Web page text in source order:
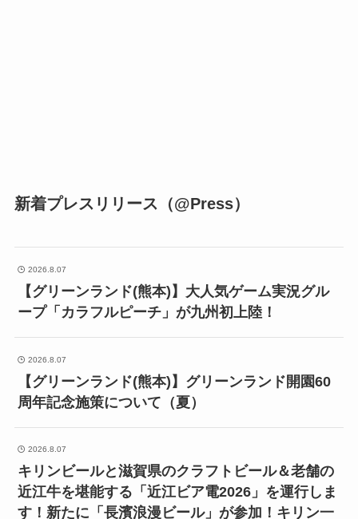
新着プレスリリース（@Press）
2026.8.07
【グリーンランド(熊本)】大人気ゲーム実況グル
ープ「カラフルピーチ」が九州初上陸！
2026.8.07
【グリーンランド(熊本)】グリーンランド開園60
周年記念施策について（夏）
2026.8.07
キリンビールと滋賀県のクラフトビール＆老舗の
近江牛を堪能する「近江ビア電2026」を運行しま
す！新たに「長濱浪漫ビール」が参加！キリン一